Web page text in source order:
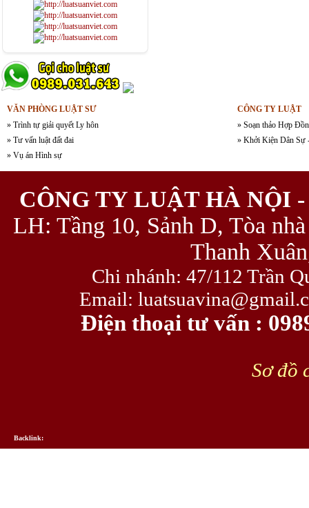
VĂN PHÒNG LUẬT SƯ
» Trình tự giải quyết Ly hôn
» Tư vấn luật đất đai
» Vụ án Hình sự
CÔNG TY LUẬT
» Soạn thảo Hợp
» Khởi Kiện Dân Sự
CÔNG TY LUẬT HÀ NỘI
LH: Tầng 10, Sảnh D, Tòa
Thanh
Chi nhánh: 47/112 Trần
Email:
Điện thoại tư vấn :
Sơ đồ
Backlink: